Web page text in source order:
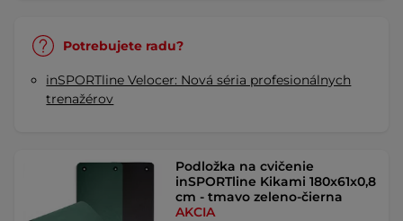
Potrebujete radu?
inSPORTline Velocer: Nová séria profesionálnych
trenažérov
Podložka na cvičenie
inSPORTline Kikami 180x61x0,8
cm - tmavo zeleno-čierna
AKCIA